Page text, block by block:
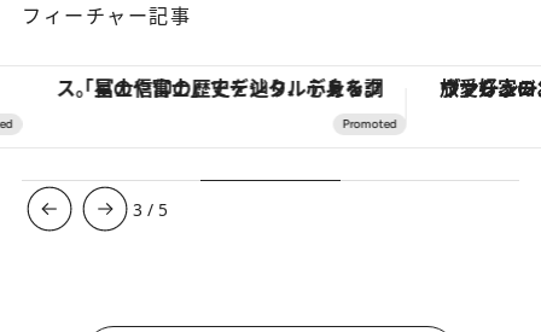
フィーチャー記事
「星のや富士」でデジタルデトックス。冨士信仰の歴史を辿り、心身を調える。 ヴァシュロン・コンスタンタ
3 / 5